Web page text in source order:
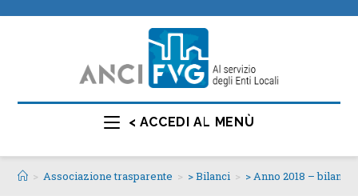
< ACCEDI AL MENÙ
> Associazione trasparente > > Bilanci > > Anno 2018 –